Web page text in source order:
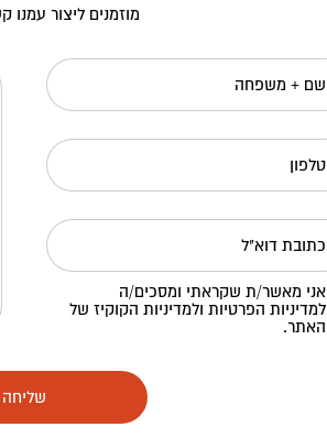
מוזמנים ליצור
שם + משפחה
טלפון
כתובת דוא"ל
אני מאשר/ת שקראתי ומסכים/ה
למדיניות הפרטיות ולמדיניות הקוקיזשל
האתר.